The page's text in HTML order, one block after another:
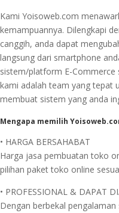
Kami Yoisoweb.com
kemampuannya. Dilengkapi
canggih, anda dapat
langsung dari smartphone
sistem/platform E-Commerce
kami adalah team yang tepat
membuat sistem yang anda
Mengapa memilih
• HARGA BERSAHABAT
Harga jasa pembuatan toko
pilihan paket toko online
• PROFESSIONAL & DAPAT
Dengan berbekal